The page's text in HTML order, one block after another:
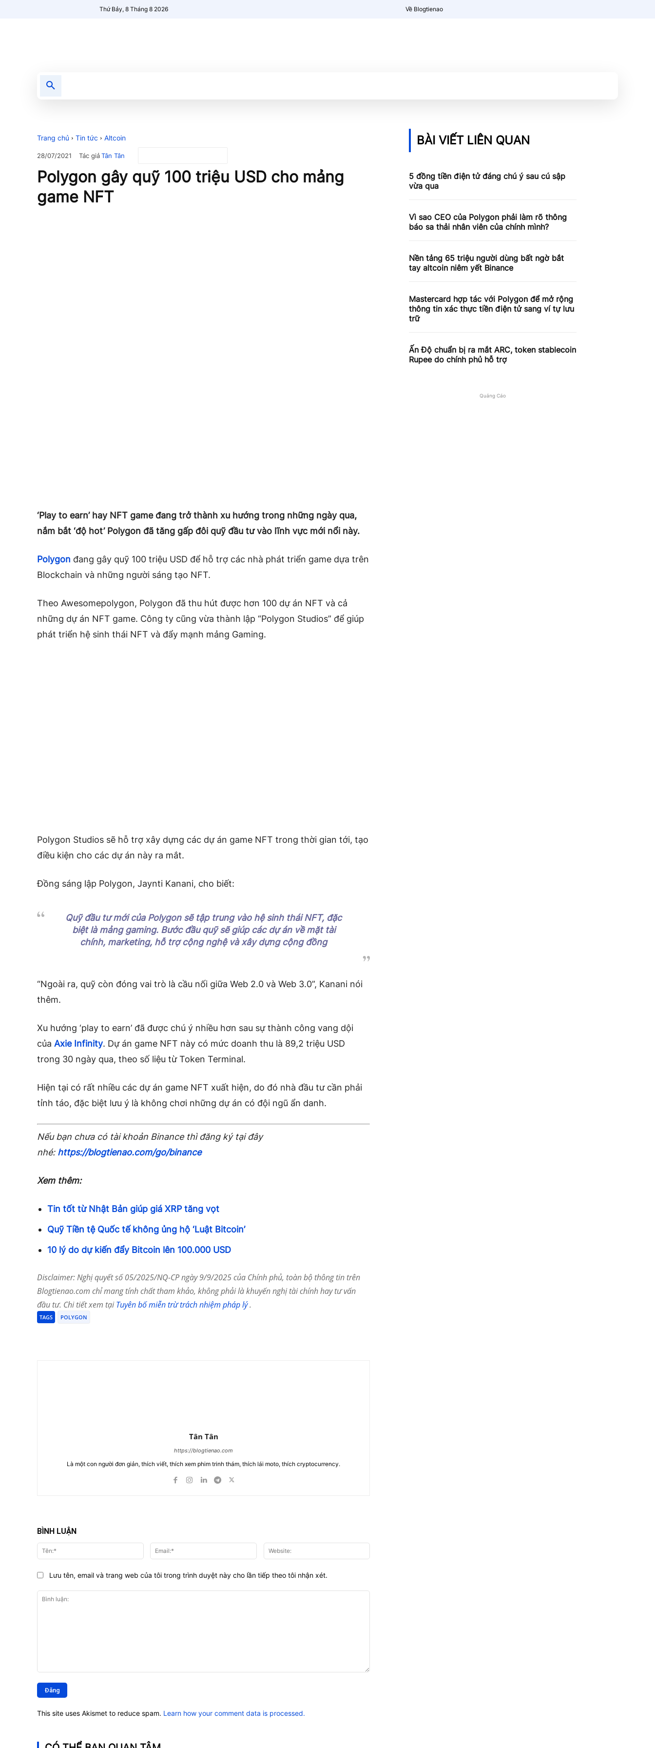
Thứ Bảy, 8 Tháng 8 2026 Về Blogtienao
Trang chủ Tin tức Altcoin
28/07/2021 Tác giảTân Tân
Polygon gây quỹ 100 triệu USD cho mảng
game NFT
‘Play to earn’ hay NFT game đang trở thành xu hướng trong những ngày qua,
nắm bắt ‘độ hot’ Polygon đã tăng gấp đôi quỹ đầu tư vào lĩnh vực mới nổi này.
Polygon đang gây quỹ 100 triệu USD để hỗ trợ các nhà phát triển game dựa trên
Blockchain và những người sáng tạo NFT.
Theo Awesomepolygon, Polygon đã thu hút được hơn 100 dự án NFT và cả
những dự án NFT game. Công ty cũng vừa thành lập “Polygon Studios” để giúp
phát triển hệ sinh thái NFT và đẩy mạnh mảng Gaming.
Polygon Studios sẽ hỗ trợ xây dựng các dự án game NFT trong thời gian tới, tạo
điều kiện cho các dự án này ra mắt.
Đồng sáng lập Polygon, Jaynti Kanani, cho biết:
Quỹ đầu tư mới của Polygon sẽ tập trung vào hệ sinh thái NFT, đặc
biệt là mảng gaming. Bước đầu quỹ sẽ giúp các dự án về mặt tài
chính, marketing, hỗ trợ cộng nghệ và xây dựng cộng đồng
“Ngoài ra, quỹ còn đóng vai trò là cầu nối giữa Web 2.0 và Web 3.0”, Kanani nói
thêm.
Xu hướng ‘play to earn’ đã được chú ý nhiều hơn sau sự thành công vang dội
của Axie Infinity. Dự án game NFT này có mức doanh thu là 89,2 triệu USD
trong 30 ngày qua, theo số liệu từ Token Terminal.
Hiện tại có rất nhiều các dự án game NFT xuất hiện, do đó nhà đầu tư cần phải
tỉnh táo, đặc biệt lưu ý là không chơi những dự án có đội ngũ ẩn danh.
Nếu bạn chưa có tài khoản Binance thì đăng ký tại đây
nhé: https://blogtienao.com/go/binance
Xem thêm:
Tin tốt từ Nhật Bản giúp giá XRP tăng vọt
Quỹ Tiền tệ Quốc tế không ủng hộ ‘Luật Bitcoin’
10 lý do dự kiến đẩy Bitcoin lên 100.000 USD
Disclaimer: Nghị quyết số 05/2025/NQ-CP ngày 9/9/2025 của Chính phủ, toàn bộ thông tin trên
Blogtienao.com chỉ mang tính chất tham khảo, không phải là khuyến nghị tài chính hay tư vấn
đầu tư. Chi tiết xem tạiTuyên bố miễn trừ trách nhiệm pháp lý.
TAGS POLYGON
Tân Tân
https://blogtienao.com
Là một con người đơn giản, thích viết, thích xem phim trinh thám, thích lái moto, thích cryptocurrency.
BÌNH LUẬN
luận:
Tên:* Email:*
Lưu tên, email và trang web của tôi trong trình duyệt này cho lần tiếp theo tôi nhận xét.
This site uses Akismet to reduce spam. Learn how your comment data is processed.
BÀI VIẾT LIÊN QUAN
5 đồng tiền điện tử đáng chú ý sau cú sập
vừa qua
Vì sao CEO của Polygon phải làm rõ thông
báo sa thải nhân viên của chính mình?
Nền tảng 65 triệu người dùng bất ngờ bắt
tay altcoin niêm yết Binance
Mastercard hợp tác với Polygon để mở rộng
thông tin xác thực tiền điện tử sang ví tự lưu
trữ
Ấn Độ chuẩn bị ra mắt ARC, token stablecoin
Rupee do chính phủ hỗ trợ
Quảng Cáo